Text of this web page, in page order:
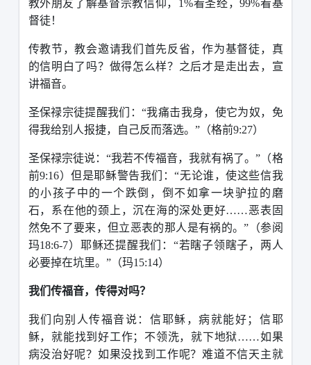
教外朋友了解基督宗教信仰， 1%看圣经，99%看基
督徒！
传教节，教会邀请我们首先反省，作为基督徒，真
的信明白了吗？做得怎么样？之后才是走出去，宣
讲福音。
圣保禄宗徒提醒我们：“我痛击我身，使它为奴，免
得我给别人报捷，自己反而落选。”（格前9:27）
圣保禄宗徒说：“我若不传福音，我就有祸了。”（格
前9:16）但是耶稣警告我们：“无论谁，使这些信我
的小孩子中的一个跌倒，倒不如拿一块驴拉的磨
石，系在他的颈上，沉在海的深处更好……恶表固
然免不了要来，但立恶表的那人是有祸的。”（参阅
玛18:6-7）耶稣还提醒我们：“若瞎子领瞎子，两人
必要掉在坑里。”（玛15:14）
我们传福音，传得对吗？
我们向别人传福音说：信耶稣，病就能好；信耶
稣，就能找到好工作；不领洗，就下地狱……如果
病没治好呢？如果没找到工作呢？难道不信天主就